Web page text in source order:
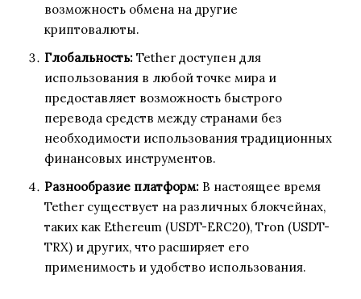
возможность обмена на другие
криптовалюты.
Глобальность: Tether доступен для
использования в любой точке мира и
предоставляет возможность быстрого
перевода средств между странами без
необходимости использования традиционных
финансовых инструментов.
Разнообразие платформ: В настоящее время
Tether существует на различных блокчейнах,
таких как Ethereum (USDT-ERC20), Tron (USDT-
TRX) и других, что расширяет его
применимость и удобство использования.